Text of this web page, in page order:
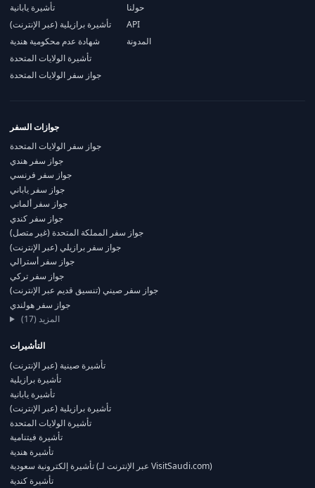
تأشيرة يابانية
تأشيرة برازيلية (عبر الإنترنت)
شهادة عدم محكومية هندية
تأشيرة الولايات المتحدة
جواز سفر الولايات المتحدة
حولنا
API
المدونة
جوازات السفر
جواز سفر الولايات المتحدة
جواز سفر هندي
جواز سفر فرنسي
جواز سفر ياباني
جواز سفر ألماني
جواز سفر كندي
جواز سفر المملكة المتحدة (غير متصل)
جواز سفر برازيلي (عبر الإنترنت)
جواز سفر أسترالي
جواز سفر تركي
جواز سفر صيني (تنسيق قديم عبر الإنترنت)
جواز سفر هولندي
المزيد (17)
التأشيرات
تأشيرة صينية (عبر الإنترنت)
تأشيرة برازيلية
تأشيرة يابانية
تأشيرة برازيلية (عبر الإنترنت)
تأشيرة الولايات المتحدة
تأشيرة فيتنامية
تأشيرة هندية
تأشيرة إلكترونية سعودية (عبر الإنترنت لـ VisitSaudi.com)
تأشيرة كندية